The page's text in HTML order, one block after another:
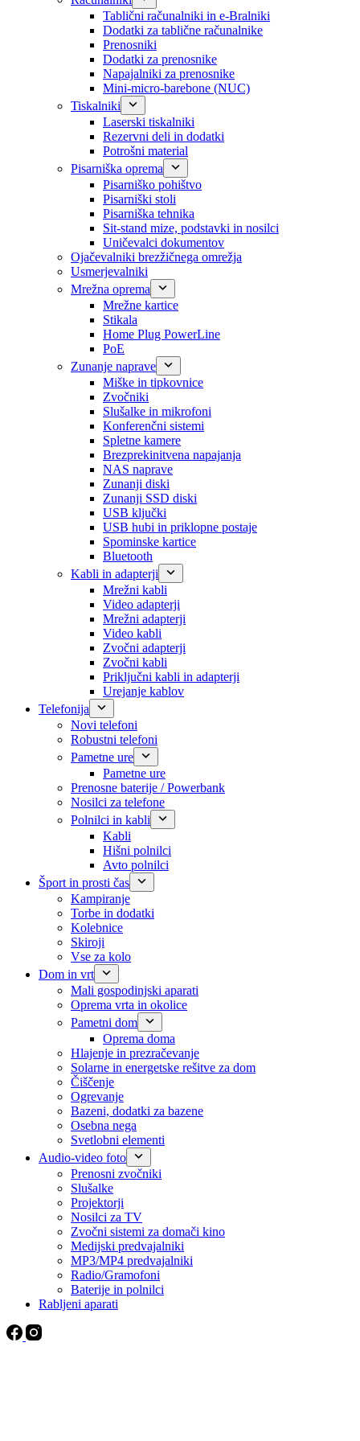
Tablični računalniki in e-Bralniki
Dodatki za tablične računalnike
Prenosniki
Dodatki za prenosnike
Napajalniki za prenosnike
Mini-micro-barebone (NUC)
Tiskalniki
Laserski tiskalniki
Rezervni deli in dodatki
Potrošni material
Pisarniška oprema
Pisarniško pohištvo
Pisarniški stoli
Pisarniška tehnika
Sit-stand mize, podstavki in nosilci
Uničevalci dokumentov
Ojačevalniki brezžičnega omrežja
Usmerjevalniki
Mrežna oprema
Mrežne kartice
Stikala
Home Plug PowerLine
PoE
Zunanje naprave
Miške in tipkovnice
Zvočniki
Slušalke in mikrofoni
Konferenčni sistemi
Spletne kamere
Brezprekinitvena napajanja
NAS naprave
Zunanji diski
Zunanji SSD diski
USB ključki
USB hubi in priklopne postaje
Spominske kartice
Bluetooth
Kabli in adapterji
Mrežni kabli
Video adapterji
Mrežni adapterji
Video kabli
Zvočni adapterji
Zvočni kabli
Priključni kabli in adapterji
Urejanje kablov
Telefonija
Novi telefoni
Robustni telefoni
Pametne ure
Pametne ure
Prenosne baterije / Powerbank
Nosilci za telefone
Polnilci in kabli
Kabli
Hišni polnilci
Avto polnilci
Šport in prosti čas
Kampiranje
Torbe in dodatki
Kolebnice
Skiroji
Vse za kolo
Dom in vrt
Mali gospodinjski aparati
Oprema vrta in okolice
Pametni dom
Oprema doma
Hlajenje in prezračevanje
Solarne in energetske rešitve za dom
Čiščenje
Ogrevanje
Bazeni, dodatki za bazene
Osebna nega
Svetlobni elementi
Audio-video foto
Prenosni zvočniki
Slušalke
Projektorji
Nosilci za TV
Zvočni sistemi za domači kino
Medijski predvajalniki
MP3/MP4 predvajalniki
Radio/Gramofoni
Baterije in polnilci
Rabljeni aparati